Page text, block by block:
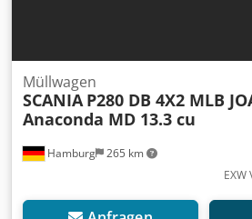
Hamburg 265 km
Müllwagen
SCANIA P280 DB 4X2 MLB
Anaconda MD 13.3 cu